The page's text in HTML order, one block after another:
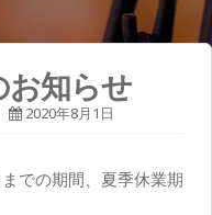
お知らせ
2020年8月1日
での期間、夏季休業期